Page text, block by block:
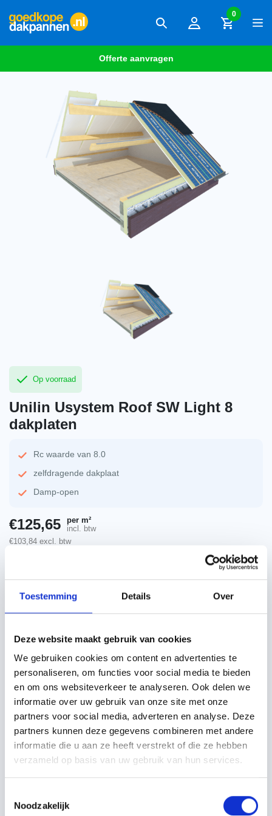
Toestemming Details Over
Deze website maakt gebruik van cookies
We gebruiken cookies om content en advertenties te
personaliseren, om functies voor social media te bieden
en om ons websiteverkeer te analyseren. Ook delen we
informatie over uw gebruik van onze site met onze
partners voor social media, adverteren en analyse. Deze
partners kunnen deze gegevens combineren met andere
informatie die u aan ze heeft verstrekt of die ze hebben
verzameld op basis van uw gebruik van hun services.
Noodzakelijk
0
Offerte aanvragen
Op voorraad
Unilin Usystem Roof SW Light 8
dakplaten
Rc waarde van 8.0
zelfdragende dakplaat
Damp-open
€125,65
per m²
incl. btw
€103,84 excl. btw
Specificaties Beschrijving Technisch handboek
Soort Isolatie
Bevestiging dakplaat Op gordingen
Breedte 1020 mm
Damp open Ja
Maximale lengte 8200 mm
Minimale lengte 3000 mm
Model Usystem roof SW Light